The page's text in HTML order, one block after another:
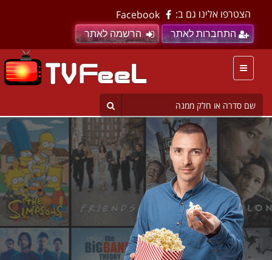
הצטרפו אלינו גם ב: Facebook
התחברות לאתר הרשמה לאתר